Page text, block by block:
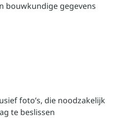
bouwkundige gegevens
foto’s, die noodzakelijk
te beslissen